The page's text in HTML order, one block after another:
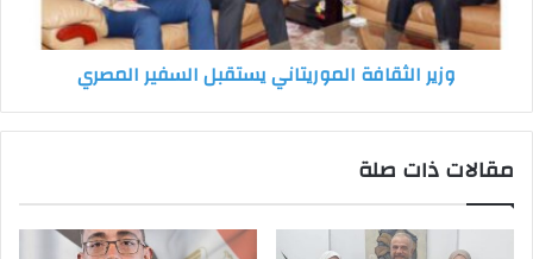
وزير الثقافة الموريتاني يستقبل السفير المصري
مقالات ذات صلة